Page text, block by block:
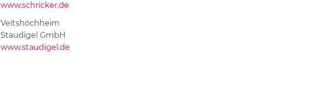
www.schricker.de
Veitshöchheim
Staudigel GmbH
www.staudigel.de